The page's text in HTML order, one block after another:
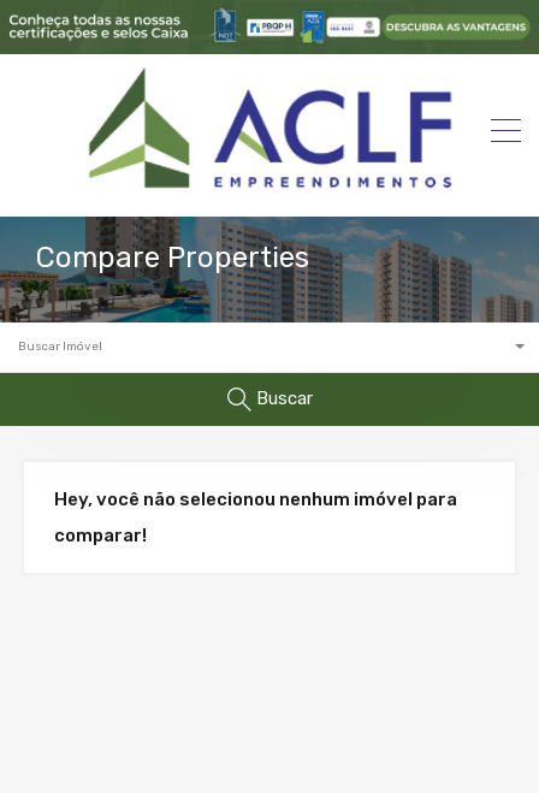
Compare Properties
Buscar Imóvel
Buscar
Hey, você não selecionou nenhum imóvel para
comparar!